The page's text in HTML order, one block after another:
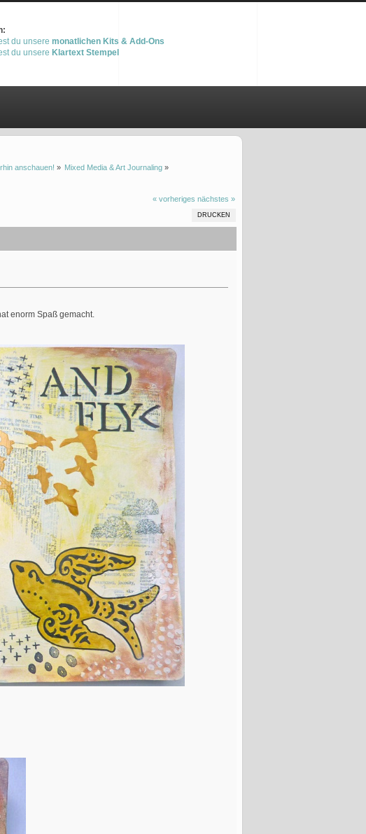
du unsere monatlichen Kits & Add-Ons
du unsere Klartext Stempel
anschauen! » Mixed Media & Art Journaling»
« vorheriges nächstes »
DRUCKEN
enorm Spaß gemacht.